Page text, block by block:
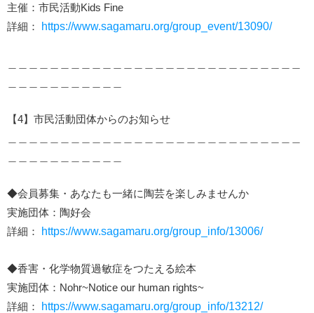
主催：市民活動Kids Fine
詳細：
https://www.sagamaru.org/group_event/13090/
【4】市民活動団体からのお知らせ
◆会員募集・あなたも一緒に陶芸を楽しみませんか
実施団体：陶好会
詳細：
https://www.sagamaru.org/group_info/13006/
◆香害・化学物質過敏症をつたえる絵本
実施団体：Nohr~Notice our human rights~
詳細：
https://www.sagamaru.org/group_info/13212/